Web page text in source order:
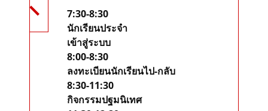
7:30-8:30
นักเรียนประจำ
เข้าสู่ระบบ
8:00-8:30
ลงทะเบียนนักเรียนไป-กลับ
8:30-11:30
กิจกรรมปฐมนิเทศ